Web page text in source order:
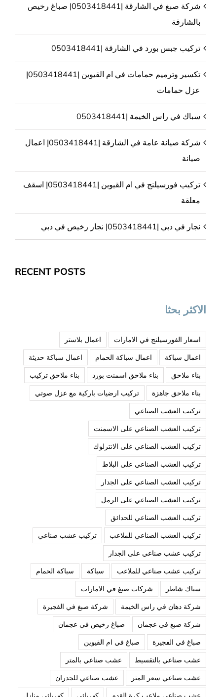
شركة صبغ في الشارقة |0503418441| صباغ رخيص
بالشارقة
تركيب جبس بورد في الشارقة |0503418441
تكسير وترميم حمامات في ام القيوين |0503418441|
عزل حمامات
سباك في راس الخيمة |0503418441
شركة صيانة عامة في الشارقة |0503418441| اعمال
صيانة
تركيب فورسيلنج في ام القيوين |0503418441| اسقف
معلقة
نجار في دبي |0503418441| نجار رخيص في دبي
RECENT POSTS
الاكثر بحثا
اسعار الفورسيلنج في الامارات
اعمال بلاستر
اعمال سباكة
اعمال سباكة الحمام
اعمال سباكة حديثة
بناء ملاحق
بناء ملاحق اسمنت بورد
بناء ملاحق تركيب
بناء ملاحق جاهزة
تركيب ارضيات باركية مع عزل صوتي
تركيب العشب الصناعي
تركيب العشب الصناعي على الاسمنت
تركيب العشب الصناعي على الانترلوك
تركيب العشب الصناعي على البلاط
تركيب العشب الصناعي على الجدار
تركيب العشب الصناعي على الرمل
تركيب العشب الصناعي للحدائق
تركيب العشب الصناعي للملاعب
تركيب عشب صناعي
تركيب عشب صناعي على الجدار
تركيب عشب صناعي للملاعب
سباكة
سباكة الحمام
سباك شاطر
شركات صبغ في الامارات
شركة دهان في راس الخيمة
شركة صبغ في الفجيرة
شركة صبغ في عجمان
صباغ رخيص في عجمان
صباغ في الفجيرة
صباغ في ام القيوين
عشب صناعي بالتقسيط
عشب صناعي بالمتر
عشب صناعي سعر المتر
عشب صناعي للجدران